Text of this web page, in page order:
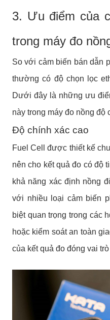
3. Ưu điểm của
trong máy đo
So với cảm biến bán dẫn
thường có độ chọn lọc
Dưới đây là những ưu
này trong máy đo nồng độ
Độ chính xác cao
Fuel Cell được thiết kế
nên cho kết quả đo có độ
khả năng xác định nồng
với nhiều loại cảm biến
biệt quan trọng trong các
hoặc kiểm soát an toàn
của kết quả đo đóng vai